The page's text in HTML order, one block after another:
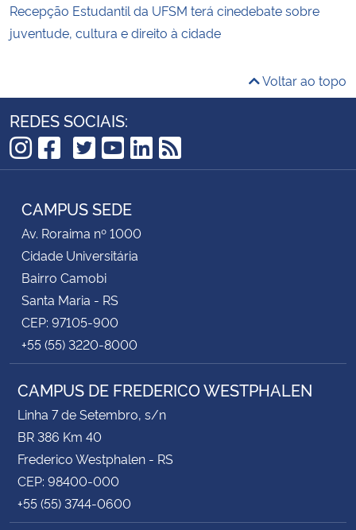
Recepção Estudantil da UFSM terá cinedebate sobre
juventude, cultura e direito à cidade
Voltar ao topo
REDES SOCIAIS:
Instagram
Facebook
TikTok
Twitter
YouTube
LinkedIn
RSS
CAMPUS SEDE
Av. Roraima nº 1000
Cidade Universitária
Bairro Camobi
Santa Maria - RS
CEP: 97105-900
+55 (55) 3220-8000
CAMPUS DE FREDERICO WESTPHALEN
Linha 7 de Setembro, s/n
BR 386 Km 40
Frederico Westphalen - RS
CEP: 98400-000
+55 (55) 3744-0600